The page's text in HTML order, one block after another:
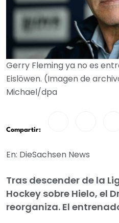
Gerry Fleming ya no es
Eislöwen. (Imagen de
Michael/dpa
Compartir:
En: DieSachsen News
Tras descender de la
Hockey sobre Hielo, el
reorganiza. El